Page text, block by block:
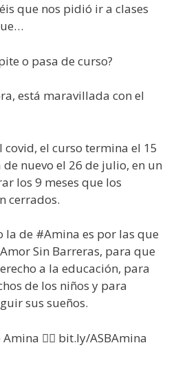
que nos pidió ir a clases
o pasa de curso?
está maravillada con el
covid, el curso termina el 15
nuevo el 26 de julio, en un
los 9 meses que los
cerrados.
la de #Amina es por las que
Sin Barreras, para que
a la educación, para
de los niños y para
sus sueños.
👉🏼 bit.ly/ASBAmina